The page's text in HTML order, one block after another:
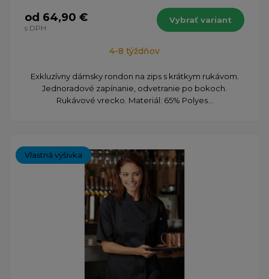
od 64,90 €
s DPH
Vybrať variant
4-8 týždňov
Exkluzívny dámsky rondon na zips s krátkym rukávom.
Jednoradové zapínanie, odvetranie po bokoch.
Rukávové vrecko. Materiál: 65% Polyes...
Vlastná výšivka